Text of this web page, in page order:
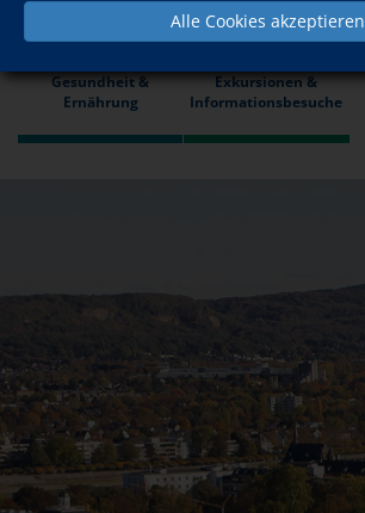
Alle Cookies akzeptieren
Gesundheit &
Ernährung
Exkursionen &
Informationsbesuche